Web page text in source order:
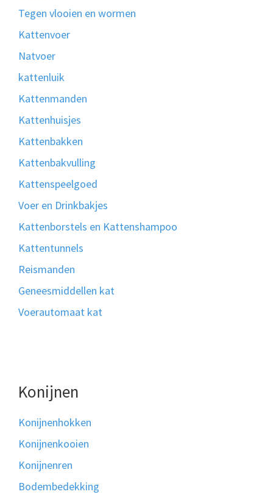
Tegen vlooien en wormen
Kattenvoer
Natvoer
kattenluik
Kattenmanden
Kattenhuisjes
Kattenbakken
Kattenbakvulling
Kattenspeelgoed
Voer en Drinkbakjes
Kattenborstels en Kattenshampoo
Kattentunnels
Reismanden
Geneesmiddellen kat
Voerautomaat kat
Konijnen
Konijnenhokken
Konijnenkooien
Konijnenren
Bodembedekking